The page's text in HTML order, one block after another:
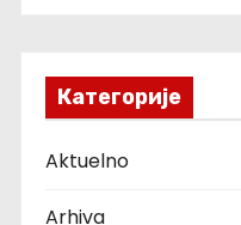
Категорије
Aktuelno
Arhiva